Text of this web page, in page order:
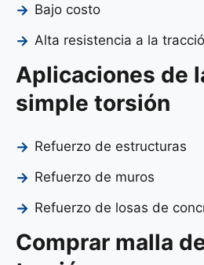
Bajo costo
Alta resistencia a la
Aplicaciones de
simple torsión
Refuerzo de estructuras
Refuerzo de muros
Refuerzo de losas de
Comprar malla